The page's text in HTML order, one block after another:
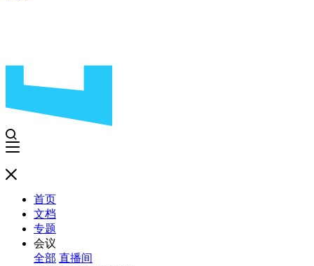
首页
文档
专题
会议
全部 直播间